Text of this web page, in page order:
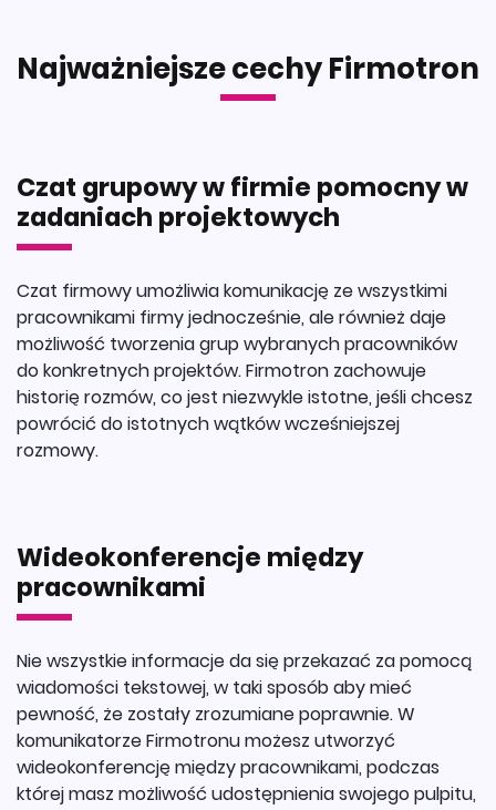
Najważniejsze cechy Firmotron
Czat grupowy w firmie pomocny w
zadaniach projektowych
Czat firmowy umożliwia komunikację ze wszystkimi
pracownikami firmy jednocześnie, ale również daje
możliwość tworzenia grup wybranych pracowników
do konkretnych projektów. Firmotron zachowuje
historię rozmów, co jest niezwykle istotne, jeśli chcesz
powrócić do istotnych wątków wcześniejszej
rozmowy.
Wideokonferencje między
pracownikami
Nie wszystkie informacje da się przekazać za pomocą
wiadomości tekstowej, w taki sposób aby mieć
pewność, że zostały zrozumiane poprawnie. W
komunikatorze Firmotronu możesz utworzyć
wideokonferencję między pracownikami, podczas
której masz możliwość udostępnienia swojego pulpitu,